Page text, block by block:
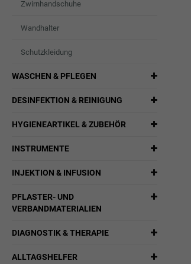
Zwirnhandschuhe
Wandhalter
Schutzkleidung
WASCHEN & PFLEGEN
DESINFEKTION & REINIGUNG
HYGIENEARTIKEL & ZUBEHÖR
INSTRUMENTE
INJEKTION & INFUSION
PFLASTER- UND
VERBANDMATERIALIEN
DIAGNOSTIK & THERAPIE
ALLTAGSHELFER